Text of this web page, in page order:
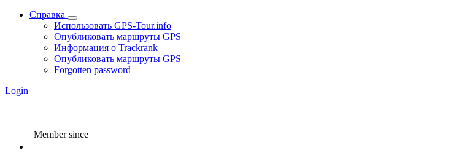
Справка
Использовать GPS-Tour.info
Опубликовать маршруты GPS
Информация о Trackrank
Опубликовать маршруты GPS
Forgotten password
Login
Member since